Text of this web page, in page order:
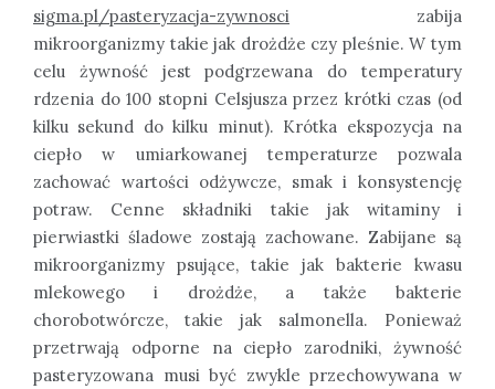
sigma.pl/pasteryzacja-zywnosci zabija
mikroorganizmy takie jak drożdże czy pleśnie. W tym
celu żywność jest podgrzewana do temperatury
rdzenia do 100 stopni Celsjusza przez krótki czas (od
kilku sekund do kilku minut). Krótka ekspozycja na
ciepło w umiarkowanej temperaturze pozwala
zachować wartości odżywcze, smak i konsystencję
potraw. Cenne składniki takie jak witaminy i
pierwiastki śladowe zostają zachowane. Zabijane są
mikroorganizmy psujące, takie jak bakterie kwasu
mlekowego i drożdże, a także bakterie
chorobotwórcze, takie jak salmonella. Ponieważ
przetrwają odporne na ciepło zarodniki, żywność
pasteryzowana musi być zwykle przechowywana w